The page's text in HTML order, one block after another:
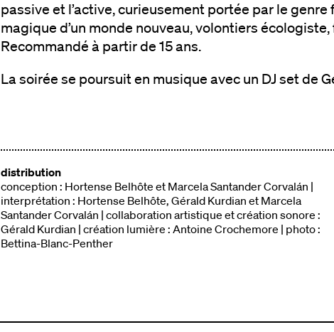
passive et l’active, curieusement portée par le genre
magique d’un monde nouveau, volontiers
Recommandé à partir de 15 ans.
La soirée se poursuit en musique avec un DJ set de
distribution
conception : Hortense Belhôte et Marcela Santander Corvalán |
interprétation : Hortense Belhôte, Gérald Kurdian et Marcela
Santander Corvalán | collaboration artistique et création sonore :
Gérald Kurdian | création lumière : Antoine Crochemore | photo :
Bettina-Blanc-Penther